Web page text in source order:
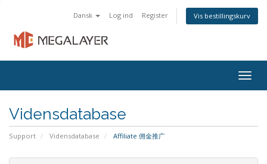
Dansk Log ind Register Vis bestillingskurv
Vidensdatabase
Support Vidensdatabase Affiliate 佣金推广